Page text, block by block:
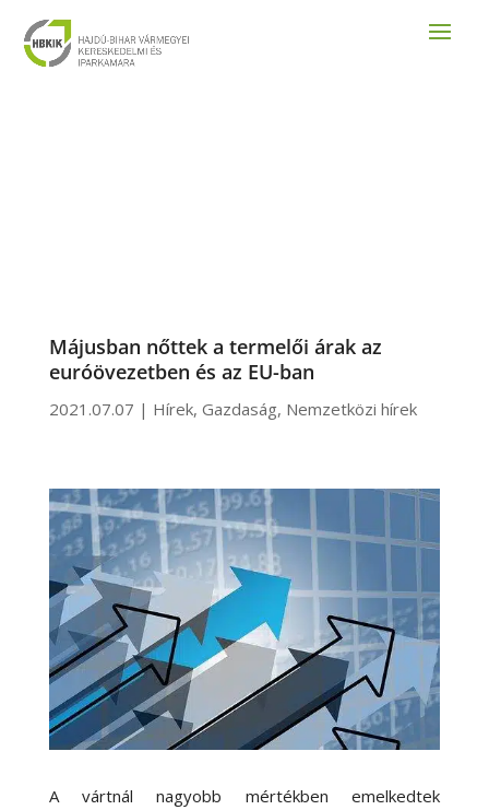
Májusban nőttek a termelői árak az
euróövezetben és az EU-ban
2021.07.07 | Hírek, Gazdaság, Nemzetközi hírek
A vártnál nagyobb mértékben emelkedtek